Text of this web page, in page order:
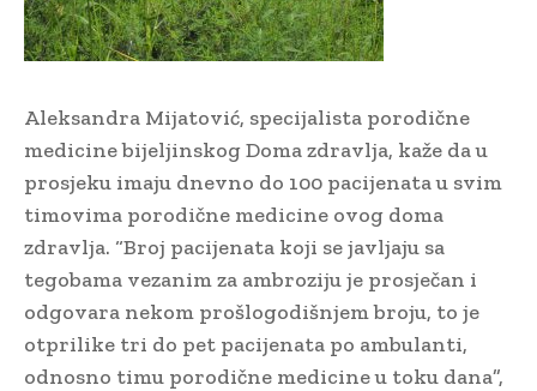
Aleksandra Mijatović, specijalista porodične
medicine bijeljinskog Doma zdravlja, kaže da u
prosjeku imaju dnevno do 100 pacijenata u svim
timovima porodične medicine ovog doma
zdravlja. “Broj pacijenata koji se javljaju sa
tegobama vezanim za ambroziju je prosječan i
odgovara nekom prošlogodišnjem broju, to je
otprilike tri do pet pacijenata po ambulanti,
odnosno timu porodične medicine u toku dana”,